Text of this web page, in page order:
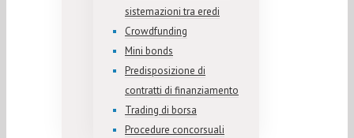
sistemazioni tra eredi
Crowdfunding
Mini bonds
Predisposizione di
contratti di finanziamento
Trading di borsa
Procedure concorsuali